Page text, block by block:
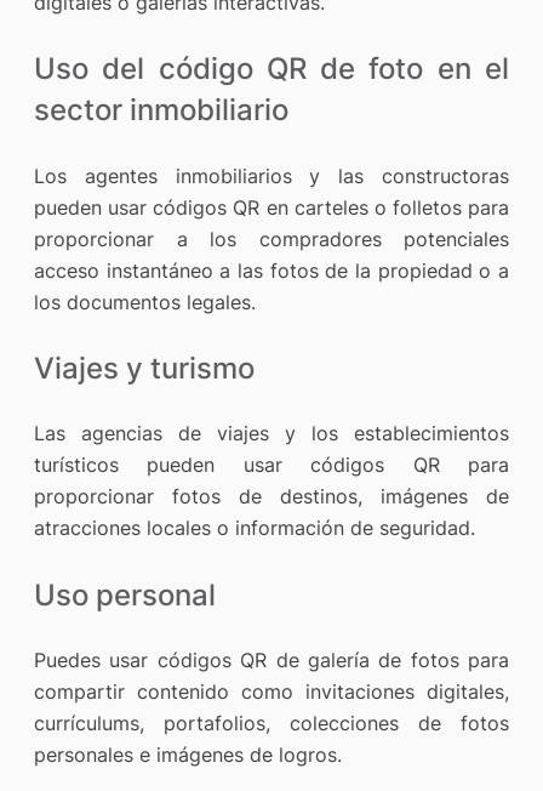
Uso del código QR de foto en el
sector inmobiliario
Los agentes inmobiliarios y las constructoras
pueden usar códigos QR en carteles o folletos para
proporcionar a los compradores potenciales
acceso instantáneo a las fotos de la propiedad o a
los documentos legales.
Viajes y turismo
Las agencias de viajes y los establecimientos
turísticos pueden usar códigos QR para
proporcionar fotos de destinos, imágenes de
atracciones locales o información de seguridad.
Uso personal
Puedes usar códigos QR de galería de fotos para
compartir contenido como invitaciones digitales,
currículums, portafolios, colecciones de fotos
personales e imágenes de logros.